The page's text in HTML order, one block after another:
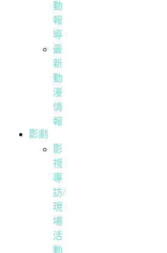
動
報
導
最
新
動
漫
情
報
影劇
影
視
專
訪/
現
場
活
動